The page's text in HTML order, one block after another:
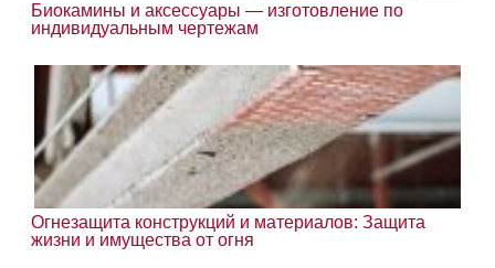
Биокамины и аксессуары — изготовление по
индивидуальным чертежам
Огнезащита конструкций и материалов: Защита
жизни и имущества от огня